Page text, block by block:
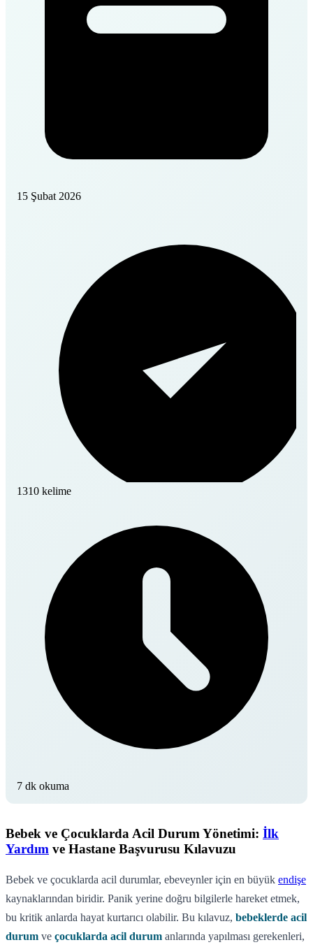
15 Şubat 2026
1310 kelime
7 dk okuma
Bebek ve Çocuklarda Acil Durum Yönetimi: İlk
Yardım ve Hastane Başvurusu Kılavuzu
Bebek ve çocuklarda acil durumlar, ebeveynler için en büyük endişe
kaynaklarından biridir. Panik yerine doğru bilgilerle hareket etmek,
bu kritik anlarda hayat kurtarıcı olabilir. Bu kılavuz, bebeklerde acil
durum ve çocuklarda acil durum anlarında yapılması gerekenleri,